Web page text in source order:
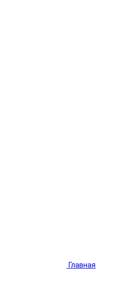
Главная